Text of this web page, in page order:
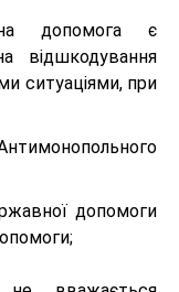
допомога є
відшкодування
ситуаціями, при
допомоги